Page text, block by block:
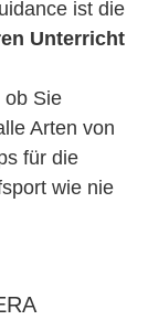
ist die
Unterricht
ob Sie
Arten von
für die
wie nie